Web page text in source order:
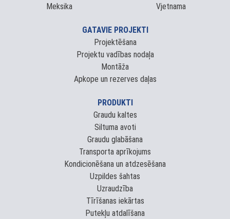
Meksika
Vjetnama
GATAVIE PROJEKTI
Projektēšana
Projektu vadības nodaļa
Montāža
Apkope un rezerves daļas
PRODUKTI
Graudu kaltes
Siltuma avoti
Graudu glabāšana
Transporta aprīkojums
Kondicionēšana un atdzesēšana
Uzpildes šahtas
Uzraudzība
Tīrīšanas iekārtas
Putekļu atdalīšana